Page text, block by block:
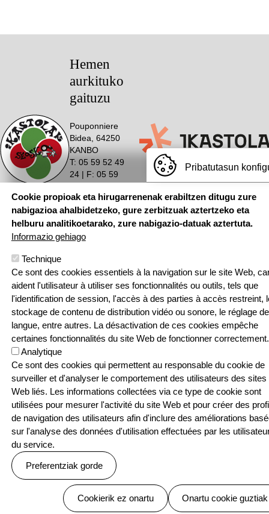
Hemen
aurkituko
gaituzu
Pouponniere
Bidea, 64250
KANBO
T: 05 59 52 49
24 | F: 05 59
Sarean
Webgune hau Ikastolen Elkarteak garatu
Menu Pied de page
ContactPolitique de confidentialité
Politique relative aux cookies
© SEASKA | Eskubide guztiak bere esku
Pribatutasun
Cookie propioak eta hirugarrenenak erabiltzen ditugu zure
nabigazioa ahalbidetzeko, gure zerbitzuak aztertzeko eta
helburu analitikoetarako, zure nabigazio-datuak aztertuta.
Informazio gehiago
Technique
Ce sont des cookies essentiels à la navigation sur le site Web,
aident l'utilisateur à utiliser ses fonctionnalités ou outils, tels que
l'identification de session, l'accès à des parties à accès restreint,
stockage de contenu de distribution vidéo ou sonore, le réglage
langue, entre autres. La désactivation de ces cookies empêche
certaines fonctionnalités du site Web de fonctionner correctement.
Analytique
Ce sont des cookies qui permettent au responsable du cookie de
surveiller et d'analyser le comportement des utilisateurs des sites
Web liés. Les informations collectées via ce type de cookie sont
utilisées pour mesurer l'activité du site Web et pour créer des
de navigation des utilisateurs afin d'inclure des améliorations
sur l'analyse des données d'utilisation effectuées par les
du service.
Preferentziak gorde
Cookierik ez onartu Onartu cookie guztiak
Baimenak ezeztatu